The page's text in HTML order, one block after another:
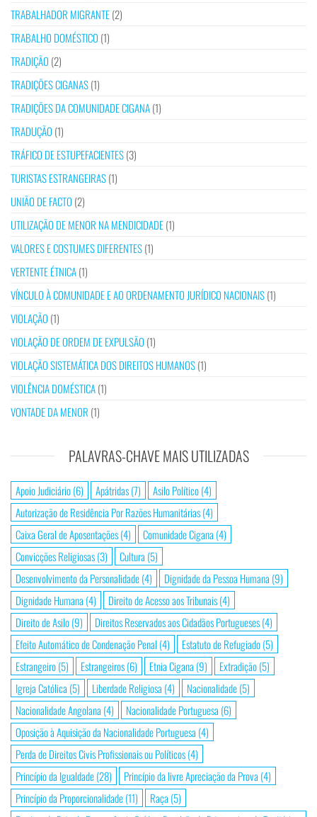
TRABALHADOR MIGRANTE(2)
TRABALHO DOMÉSTICO (1)
TRADIÇÃO (2)
TRADIÇÕES CIGANAS(1)
TRADIÇÕES DA COMUNIDADE CIGANA(1)
TRADUÇÃO (1)
TRÁFICO DE ESTUPEFACIENTES(3)
TURISTAS ESTRANGEIRAS(1)
UNIÃO DE FACTO (2)
UTILIZAÇÃO DE MENOR NA MENDICIDADE(1)
VALORES E COSTUMES DIFERENTES(1)
VERTENTE ÉTNICA(1)
VÍNCULO À COMUNIDADE E AO ORDENAMENTO JURÍDICO NACIONAIS(1)
VIOLAÇÃO (1)
VIOLAÇÃO DE ORDEM DE EXPULSÃO (1)
VIOLAÇÃO SISTEMÁTICA DOS DIREITOS HUMANOS(1)
VIOLÊNCIA DOMÉSTICA(1)
VONTADE DA MENOR (1)
PALAVRAS-CHAVE MAIS UTILIZADAS
Apoio Judiciário(6) Apátridas(7) Asilo Político(4)
Autorização de Residência Por Razões Humanitárias(4)
Caixa Geral de Aposentações(4) Comunidade Cigana (4)
Convicções Religiosas(3) Cultura (5)
Desenvolvimento da Personalidade(4) Dignidade da Pessoa Humana (9)
Dignidade Humana (4) Direito de Acesso aos Tribunais(4)
Direito de Asilo(9) Direitos Reservados aos Cidadãos Portugueses(4)
Efeito Automático de Condenação Penal (4) Estatuto de Refugiado(5)
Estrangeiro(5) Estrangeiros(6) Etnia Cigana (9) Extradição(5)
Igreja Católica (5) Liberdade Religiosa (4) Nacionalidade(5)
Nacionalidade Angolana (4) Nacionalidade Portuguesa (6)
Oposição à Aquisição da Nacionalidade Portuguesa (4)
Perda de Direitos Civis Profissionais ou Políticos(4)
Princípio da Igualdade(28) Princípio da livre Apreciação da Prova (4)
Princípio da Proporcionalidade(11) Raça (5)